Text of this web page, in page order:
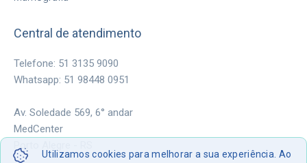
Central de atendimento
Telefone: 51 3135 9090
Whatsapp: 51 98448 0951
Av. Soledade 569, 6° andar
MedCenter
Porto Alegre - RS
Utilizamos cookies para melhorar a sua experiência. Ao